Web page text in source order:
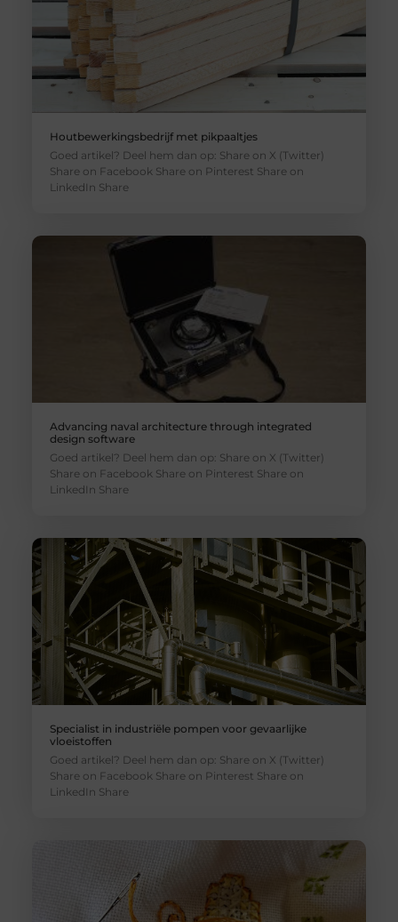
Houtbewerkingsbedrijf met pikpaaltjes
Goed artikel? Deel hem dan op: Share on X (Twitter)
Share on Facebook Share on Pinterest Share on
LinkedIn Share
Advancing naval architecture through integrated
design software
Goed artikel? Deel hem dan op: Share on X (Twitter)
Share on Facebook Share on Pinterest Share on
LinkedIn Share
Specialist in industriële pompen voor gevaarlijke
vloeistoffen
Goed artikel? Deel hem dan op: Share on X (Twitter)
Share on Facebook Share on Pinterest Share on
LinkedIn Share